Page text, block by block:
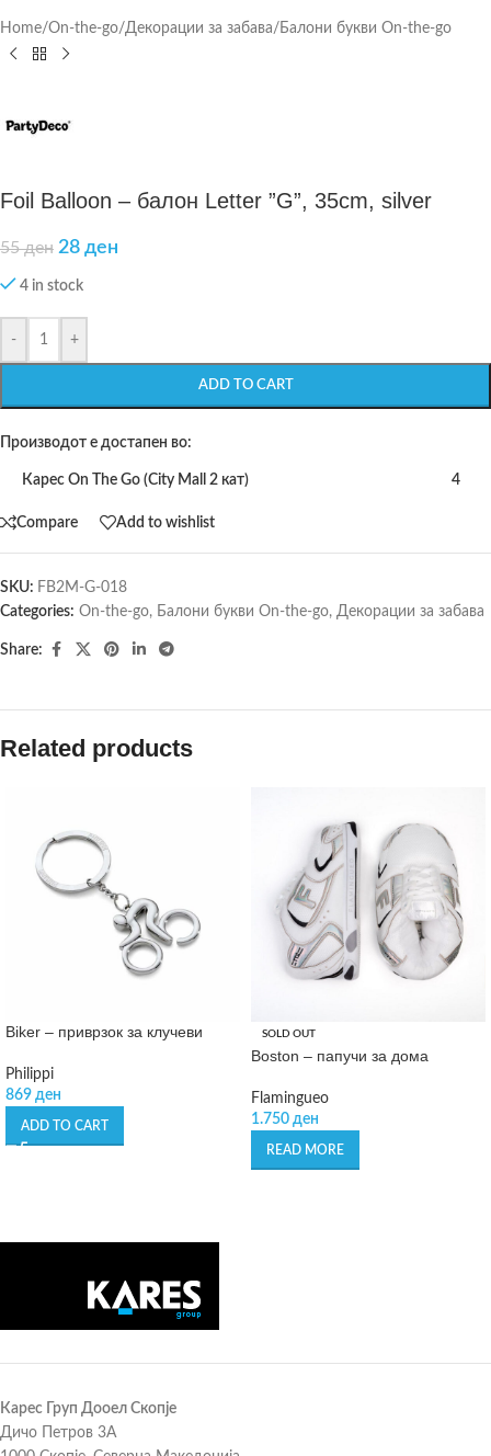
Home/On-the-go/Декорации за забава/ Балони букви On-the-go
Foil Balloon – балон Letter ”G”, 35cm, silver
55ден 28 ден
4 in stock
- +
ADD TO CART
Производот е достапен во:
Карес On The Go (City Mall 2 кат) 4
Compare Add to wishlist
SKU: FB2M-G-018
Categories: On-the-go, Балони букви On-the-go, Декорации за забава
Share:
Related products
Biker – приврзок за клучеви
Philippi
869 ден
ADD TO CART
SOLD OUT
Boston – папучи за дома
Flamingueo
1.750 ден
READ MORE
Карес Груп Дооел Скопје
Дичо Петров 3А